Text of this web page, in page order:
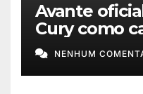
Avante
Cury como
Presidência
NENHUM